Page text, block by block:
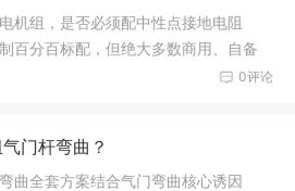
机组，是否必须配中性点接地电阻
百分百标配，但绝大多数商用、自备
供电的 6.3kV 柴油高压机组，建议 /
0评论
门杆弯曲？
曲全套方案结合气门弯曲核心诱因